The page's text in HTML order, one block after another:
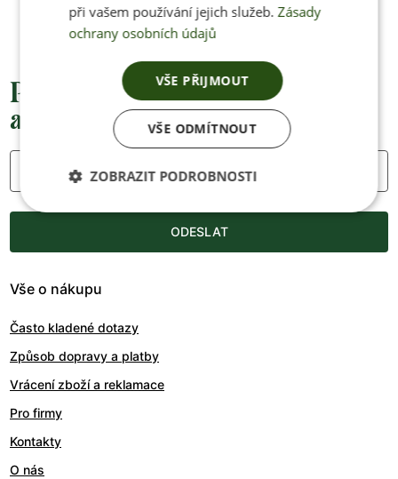
Přednostní informace o soutěžích,
akcích a novinkách
Váš e-mail
ODESLAT
Vše o nákupu
Často kladené dotazy
Způsob dopravy a platby
Vrácení zboží a reklamace
Pro firmy
Kontakty
O nás
při vašem používání jejich služeb. Zásady
ochrany osobních údajů
VŠE PŘIJMOUT
VŠE ODMÍTNOUT
ZOBRAZIT PODROBNOSTI